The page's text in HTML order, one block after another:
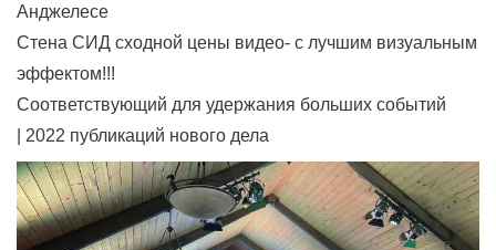
Метод развертки
Анджелесе
Стена СИД сходной цены видео- с лучшим визуальным
эффектом!!!
Соответствующий для удержания больших событий
| 2022 публикаций нового дела